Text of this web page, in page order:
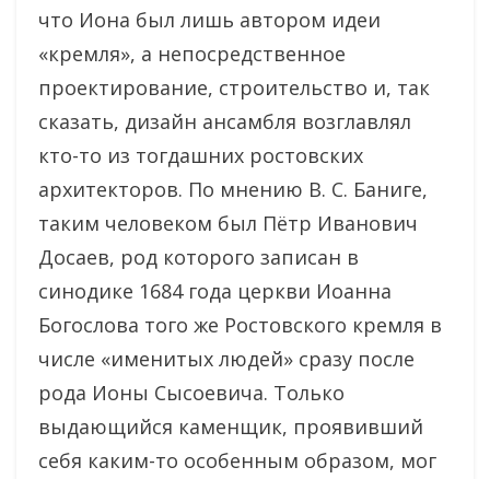
что Иона был лишь автором идеи
«кремля», а непосредственное
проектирование, строительство и, так
сказать, дизайн ансамбля возглавлял
кто-то из тогдашних ростовских
архитекторов. По мнению В. С. Баниге,
таким человеком был Пётр Иванович
Досаев, род которого записан в
синодике 1684 года церкви Иоанна
Богослова того же Ростовского кремля в
числе «именитых людей» сразу после
рода Ионы Сысоевича. Только
выдающийся каменщик, проявивший
себя каким-то особенным образом, мог